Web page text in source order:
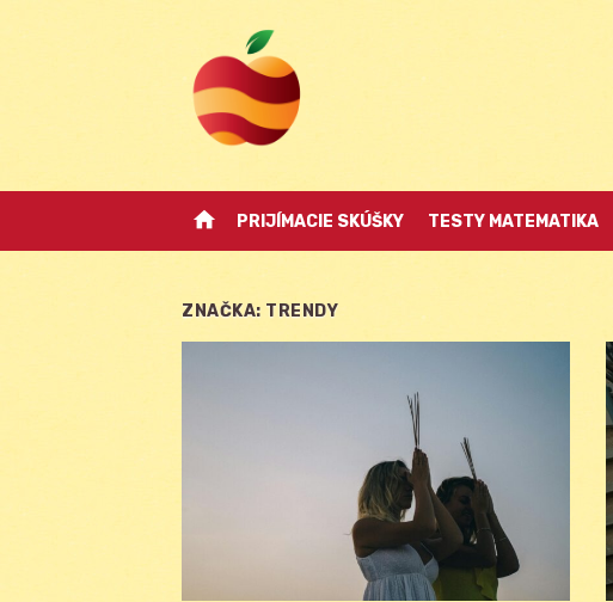
home PRIJÍMACIE SKÚŠKY TESTY MATEMATIKA
ZNAČKA: TRENDY